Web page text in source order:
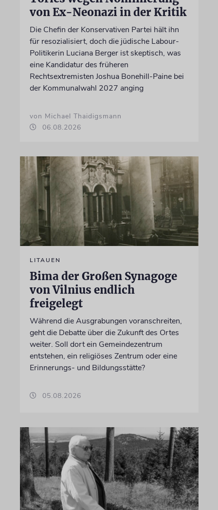
von Ex-Neonazi in der Kritik
Die Chefin der Konservativen Partei hält ihn
für resozialisiert, doch die jüdische Labour-
Politikerin Luciana Berger ist skeptisch, was
eine Kandidatur des früheren
Rechtsextremisten Joshua Bonehill-Paine bei
der Kommunalwahl 2027 anging
von Michael Thaidigsmann
06.08.2026
LITAUEN
Bima der Großen Synagoge
von Vilnius endlich
freigelegt
Während die Ausgrabungen voranschreiten,
geht die Debatte über die Zukunft des Ortes
weiter. Soll dort ein Gemeindezentrum
entstehen, ein religiöses Zentrum oder eine
Erinnerungs- und Bildungsstätte?
05.08.2026